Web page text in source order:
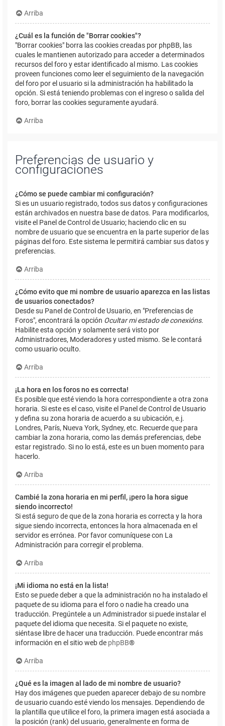
Arriba
¿Cuál es la función de "Borrar cookies"?
"Borrar cookies" borra las cookies creadas por phpBB, las
cuales le mantienen autorizado para acceder a determinados
recursos del foro y estar identificado al mismo. Las cookies
proveen funciones como leer el seguimiento de la navegación
del foro por el usuario si la administración ha habilitado la
opción. Si está teniendo problemas con el ingreso o salida del
foro, borrar las cookies seguramente ayudará.
Arriba
Preferencias de usuario y
configuraciones
¿Cómo se puede cambiar mi configuración?
Si es un usuario registrado, todos sus datos y configuraciones
están archivados en nuestra base de datos. Para modificarlos,
visite el Panel de Control de Usuario; haciendo clic en su
nombre de usuario que se encuentra en la parte superior de las
páginas del foro. Este sistema le permitirá cambiar sus datos y
preferencias.
Arriba
¿Cómo evito que mi nombre de usuario aparezca en las listas
de usuarios conectados?
Desde su Panel de Control de Usuario, en "Preferencias de
Foros", encontrará la opción Ocultar mi estado de conexións.
Habilite esta opción y solamente será visto por
Administradores, Moderadores y usted mismo. Se le contará
como usuario oculto.
Arriba
¡La hora en los foros no es correcta!
Es posible que esté viendo la hora correspondiente a otra zona
horaria. Si este es el caso, visite el Panel de Control de Usuario
y defina su zona horaria de acuerdo a su ubicación, e.j.
Londres, París, Nueva York, Sydney, etc. Recuerde que para
cambiar la zona horaria, como las demás preferencias, debe
estar registrado. Si no lo está, este es un buen momento para
hacerlo.
Arriba
Cambié la zona horaria en mi perfil, ¡pero la hora sigue
siendo incorrecto!
Si está seguro de que de la zona horaria es correcta y la hora
sigue siendo incorrecta, entonces la hora almacenada en el
servidor es errónea. Por favor comuníquese con La
Administración para corregir el problema.
Arriba
¡Mi idioma no está en la lista!
Esto se puede deber a que la administración no ha instalado el
paquete de su idioma para el foro o nadie ha creado una
traducción. Pregúntele a un Administrador si puede instalar el
paquete del idioma que necesita. Si el paquete no existe,
siéntase libre de hacer una traducción. Puede encontrar más
información en el sitio web de phpBB®
Arriba
¿Qué es la imagen al lado de mi nombre de usuario?
Hay dos imágenes que pueden aparecer debajo de su nombre
de usuario cuando esté viendo los mensajes. Dependiendo de
la plantilla que utilice el foro, la primera imagen está asociada a
la posición (rank) del usuario, generalmente en forma de